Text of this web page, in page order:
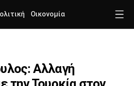
Οικονομία
Αλλαγή